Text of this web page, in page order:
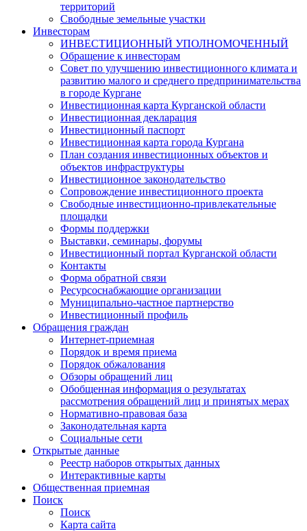
территорий
Свободные земельные участки
Инвесторам
ИНВЕСТИЦИОННЫЙ УПОЛНОМОЧЕННЫЙ
Обращение к инвесторам
Совет по улучшению инвестиционного климата и
развитию малого и среднего предпринимательства
в городе Кургане
Инвестиционная карта Курганской области
Инвестиционная декларация
Инвестиционный паспорт
Инвестиционная карта города Кургана
План создания инвестиционных объектов и
объектов инфраструктуры
Инвестиционное законодательство
Сопровождение инвестиционного проекта
Свободные инвестиционно-привлекательные
площадки
Формы поддержки
Выставки, семинары, форумы
Инвестиционный портал Курганской области
Контакты
Форма обратной связи
Ресурсоснабжающие организации
Муниципально-частное партнерство
Инвестиционный профиль
Обращения граждан
Интернет-приемная
Порядок и время приема
Порядок обжалования
Обзоры обращений лиц
Обобщенная информация о результатах
рассмотрения обращений лиц и принятых мерах
Нормативно-правовая база
Законодательная карта
Социальные сети
Открытые данные
Реестр наборов открытых данных
Интерактивные карты
Общественная приемная
Поиск
Поиск
Карта сайта